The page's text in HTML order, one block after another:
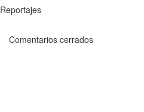
Reportajes
Comentarios cerrados